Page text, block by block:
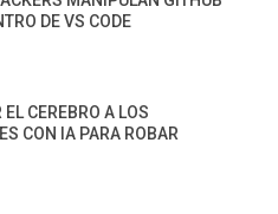
DE VS CODE
EL CEREBRO A LOS
CON IA PARA ROBAR